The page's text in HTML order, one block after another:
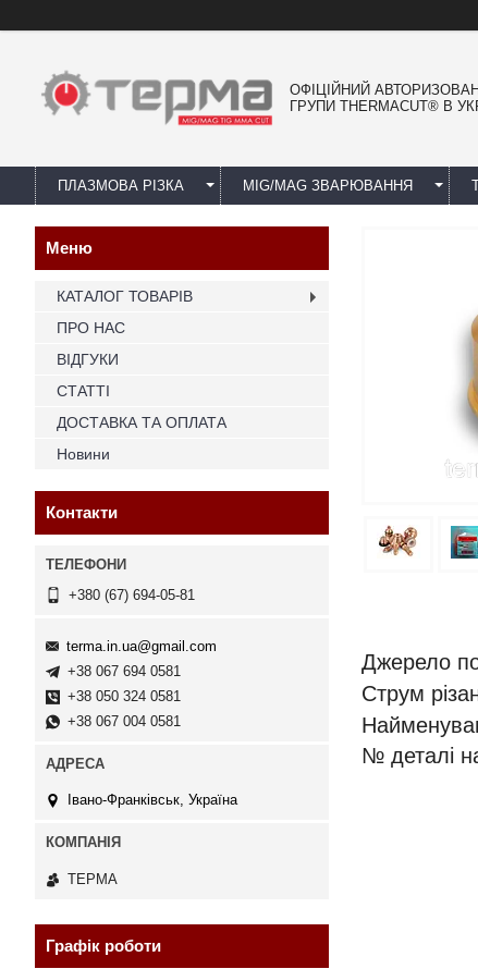
ОФІЦІЙНИЙ
ГРУПИ THERMACUT® В
ПЛАЗМОВА РІЗКА MIG/MAG ЗВАРЮВАННЯ
Джерело
Струм
№ деталі
КАТАЛОГ ТОВАРІВ
ПРО НАС
ВІДГУКИ
СТАТТІ
ДОСТАВКА ТА ОПЛАТА
Новини
Контакти
+380 (67) 694-05-81
terma.in.ua@gmail.com
+38 067 694 0581
+38 050 324 0581
+38 067 004 0581
Івано-Франківськ, Україна
ТЕРМА
Графік роботи